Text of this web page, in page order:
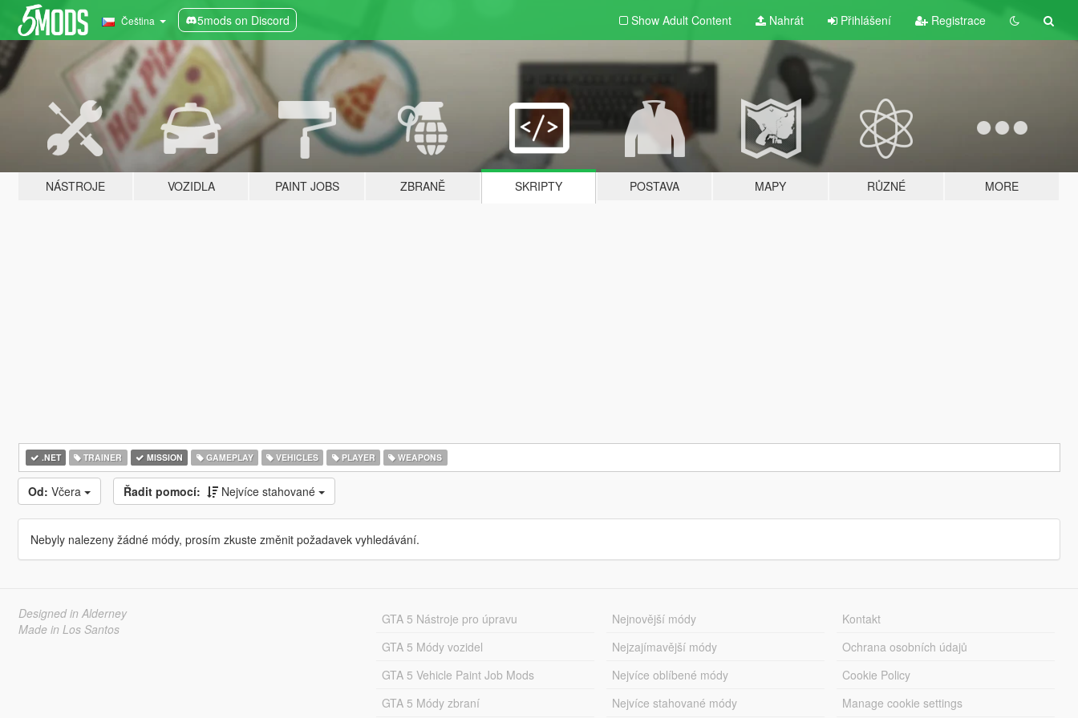
Čeština 5mods on Discord Show Adult Content Nahrát Přihlášení Registrace
NÁSTROJE VOZIDLA PAINT JOBS ZBRANĚ SKRIPTY POSTAVA MAPY RŮZNÉ MORE
.NET TRAINER MISSION GAMEPLAY VEHICLES PLAYER WEAPONS
Od: Včera Řadit pomocí: Nejvíce stahované
Nebyly nalezeny žádné módy, prosím zkuste změnit požadavek vyhledávání.
Designed in Alderney
Made in Los Santos
GTA 5 Nástroje pro úpravu
GTA 5 Módy vozidel
GTA 5 Vehicle Paint Job Mods
GTA 5 Módy zbraní
Nejnovější módy
Nejzajímavější módy
Nejvíce oblíbené módy
Nejvíce stahované módy
Kontakt
Ochrana osobních údajů
Cookie Policy
Manage cookie settings